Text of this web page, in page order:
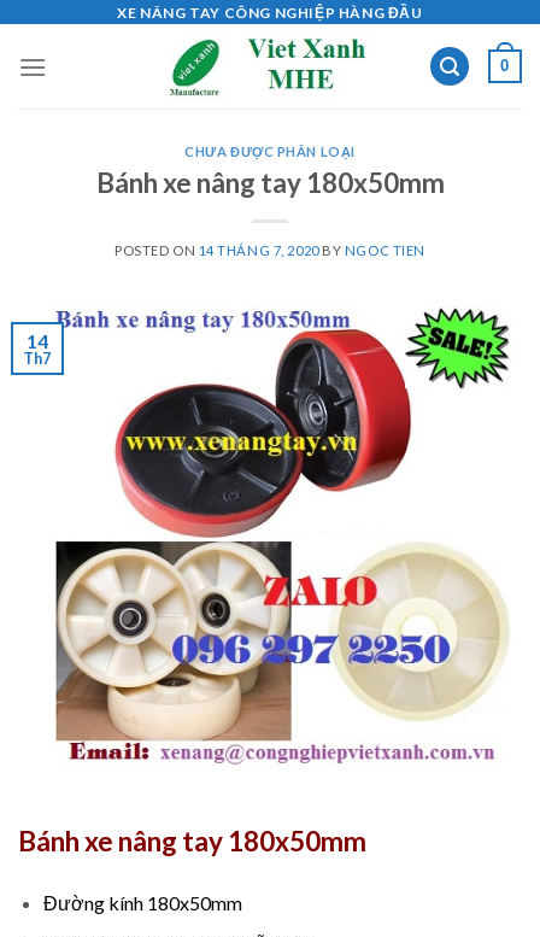
content
XE NÂNG TAY CÔNG NGHIỆP HÀNG ĐẦU
0
CHƯA ĐƯỢC PHÂN LOẠI
Bánh xe nâng tay 180x50mm
POSTED ON 14 THÁNG 7, 2020BY NGOC TIEN
14
Th7
Bánh xe nâng tay 180x50mm
Đường kính 180x50mm